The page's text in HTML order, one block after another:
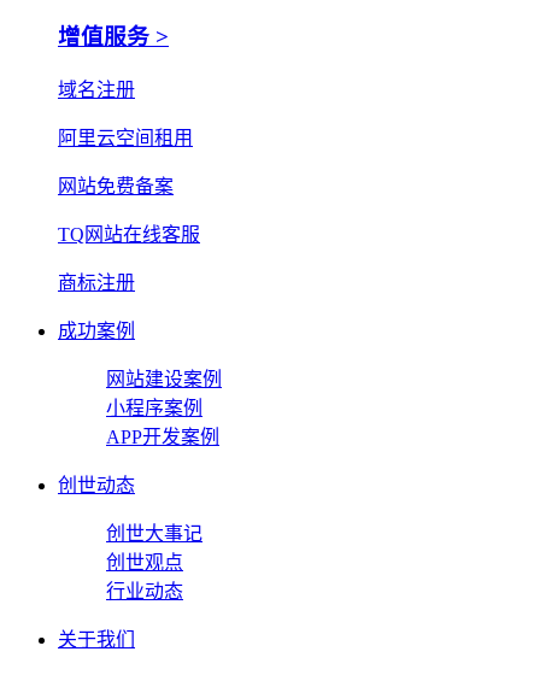
增值服务 >
域名注册
阿里云空间租用
网站免费备案
TQ网站在线客服
商标注册
成功案例
网站建设案例
小程序案例
APP开发案例
创世动态
创世大事记
创世观点
行业动态
关于我们